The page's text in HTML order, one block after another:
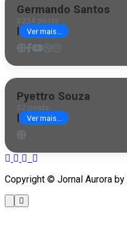
Germando Santos
3224 posts
| Ver mais...
Pyettro Souza
32 posts
| Ver mais...
Copyright © Jornal Aurora by